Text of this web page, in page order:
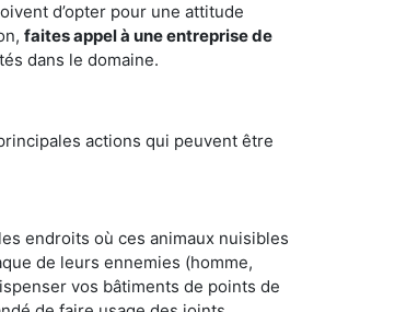
d’opter pour une attitude
faites appel à une entreprise de
dans le domaine.
actions qui peuvent être
endroits où ces animaux nuisibles
de leurs ennemies (homme,
vos bâtiments de points de